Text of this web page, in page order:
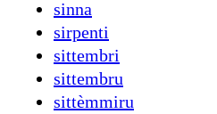
sinna
sirpenti
sittembri
sittembru
sittèmmiru